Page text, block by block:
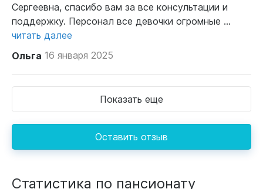
Сергеевна, спасибо вам за все консультации и
поддержку. Персонал все девочки огромные ...
читать далее
Ольга 16 января 2025
Показать еще
Оставить отзыв
Статистика по пансионату